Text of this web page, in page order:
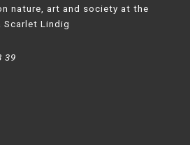
nature, art and society at the
Scarlet Lindig
39